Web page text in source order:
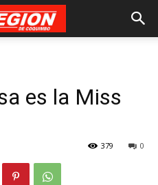
es la Miss
0
379